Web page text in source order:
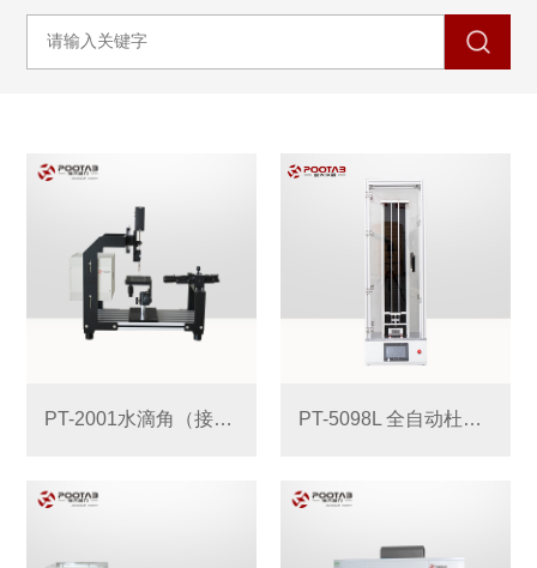
PT-2001水滴角（接触角）测试仪 PT-5098L 全自动杜邦冲击试验机